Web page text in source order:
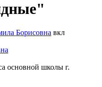
Борисовна вкл
основной школы г.